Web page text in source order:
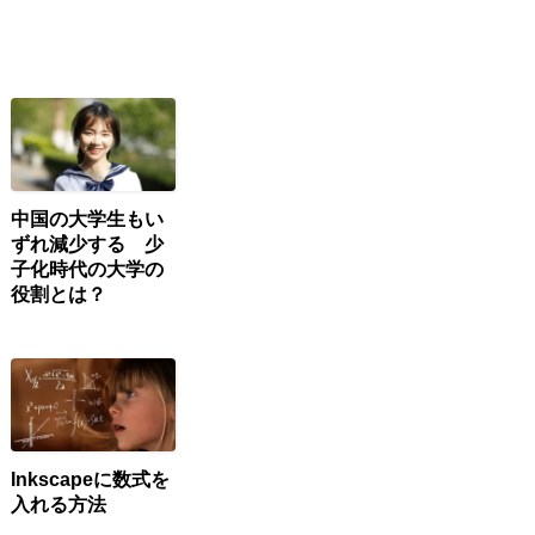
中国の大学生もい
ずれ減少する 少
子化時代の大学の
役割とは？
Inkscapeに数式を
入れる方法